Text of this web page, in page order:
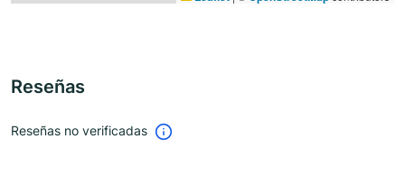
Reseñas
Reseñas no verificadas